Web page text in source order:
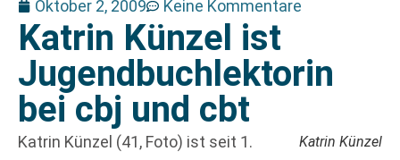
Oktober 2, 2009 Keine Kommentare
Katrin Künzel ist
Jugendbuchlektorin
bei cbj und cbt
Katrin Künzel
Katrin Künzel (41, Foto) ist seit 1.